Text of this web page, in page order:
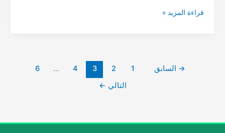
شركة
قراءة المزيد »
→ السابق 1
2
3
4
…
6
التالي ←